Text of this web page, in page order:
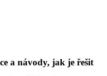
a návody, jak je řešit